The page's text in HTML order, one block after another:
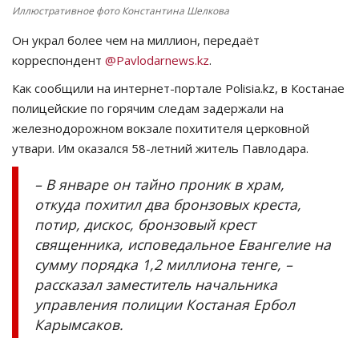
Курултай
Язык
Қазақша
Иллюстративное фото Константина Шелкова
Он украл более чем на миллион, передаёт
корреспондент @Pavlodarnews.kz.
Как сообщили на интернет-портале Polisia.kz, в Костанае
полицейские по горячим следам задержали на
железнодорожном вокзале похитителя церковной
утвари. Им оказался 58-летний житель Павлодара.
– В январе он тайно проник в храм,
откуда похитил два бронзовых креста,
потир, дискос, бронзовый крест
священника, исповедальное Евангелие на
сумму порядка 1,2 миллиона тенге, –
рассказал заместитель начальника
управления полиции Костаная Ербол
Карымсаков.